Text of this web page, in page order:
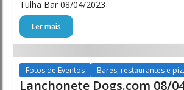
Tulha Bar 08/04/2023
Ler mais
Fotos de Eventos Bares, restaurantes e
Lanchonete Dogs.com 08/